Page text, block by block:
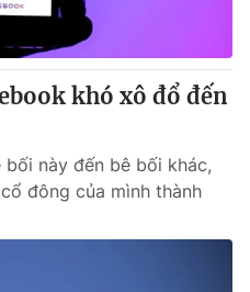
khó xô đổ đến
này đến bê bối khác,
đông của mình thành